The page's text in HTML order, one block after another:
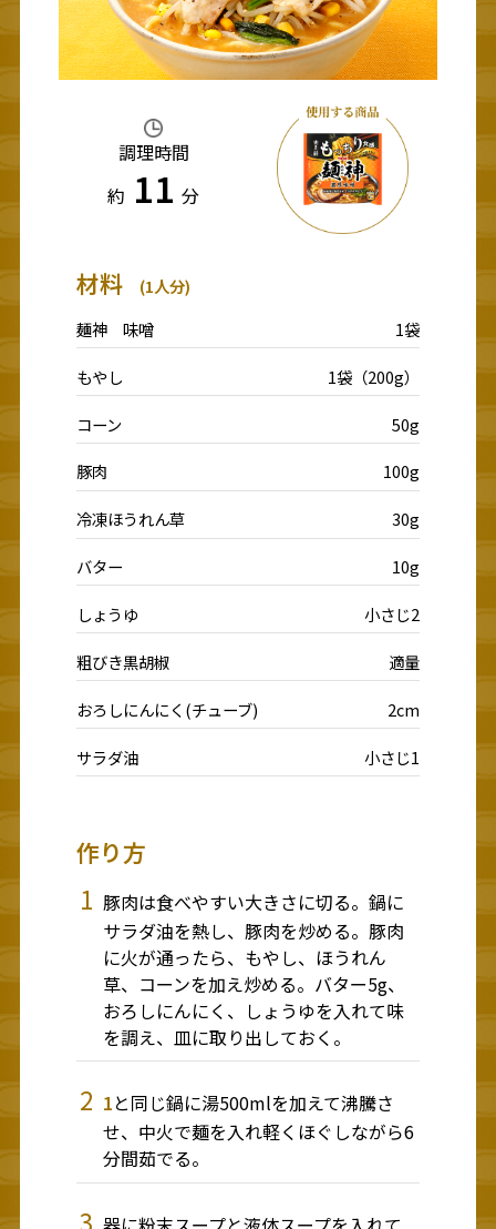
調理時間
約 11 分
材料
(1人分)
麺神 味噌
1袋
もやし 1袋（200g）
コーン 50g
豚肉 100g
冷凍ほうれん草 30g
バター 10g
しょうゆ 小さじ2
粗びき黒胡椒 適量
おろしにんにく(チューブ) 2cm
サラダ油 小さじ1
作り方
1 豚肉は食べやすい大きさに切る。鍋に
サラダ油を熱し、豚肉を炒める。豚肉
に火が通ったら、もやし、ほうれん
草、コーンを加え炒める。バター5g、
おろしにんにく、しょうゆを入れて味
を調え、皿に取り出しておく。
2 1と同じ鍋に湯500mlを加えて沸騰さ
せ、中火で麺を入れ軽くほぐしながら6
分間茹でる。
3